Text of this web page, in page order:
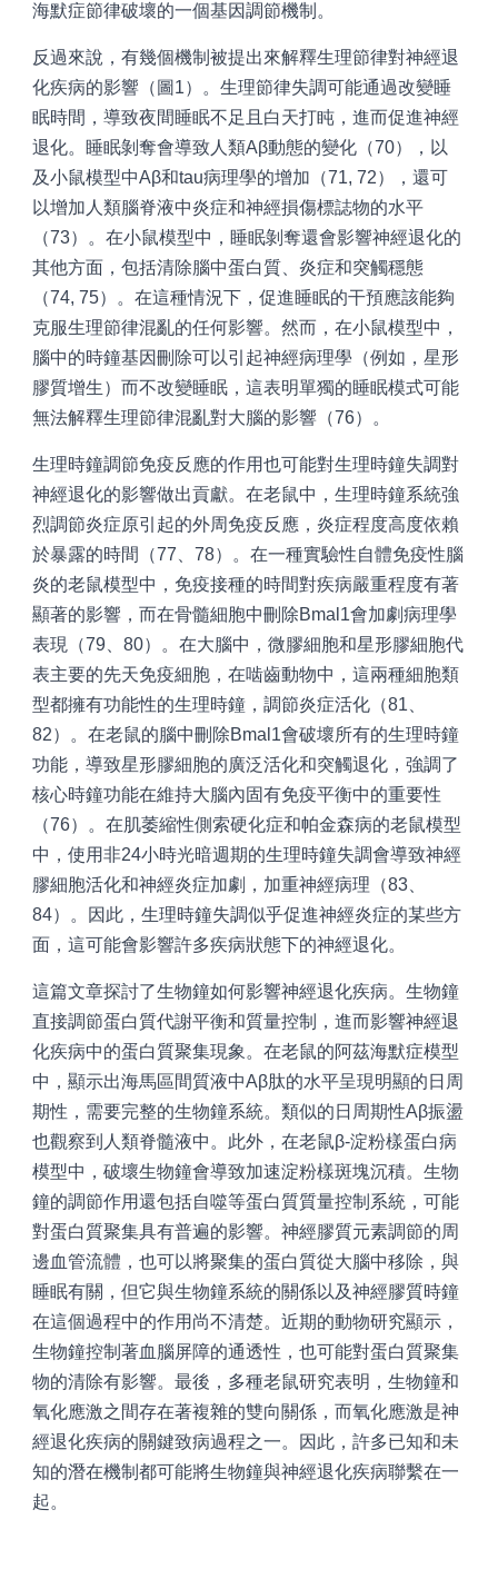
海默症節律破壞的一個基因調節機制。
反過來說，有幾個機制被提出來解釋生理節律對神經退
化疾病的影響（圖1）。生理節律失調可能通過改變睡
眠時間，導致夜間睡眠不足且白天打盹，進而促進神經
退化。睡眠剝奪會導致人類Aβ動態的變化（70），以
及小鼠模型中Aβ和tau病理學的增加（71, 72），還可
以增加人類腦脊液中炎症和神經損傷標誌物的水平
（73）。在小鼠模型中，睡眠剝奪還會影響神經退化的
其他方面，包括清除腦中蛋白質、炎症和突觸穩態
（74, 75）。在這種情況下，促進睡眠的干預應該能夠
克服生理節律混亂的任何影響。然而，在小鼠模型中，
腦中的時鐘基因刪除可以引起神經病理學（例如，星形
膠質增生）而不改變睡眠，這表明單獨的睡眠模式可能
無法解釋生理節律混亂對大腦的影響（76）。
生理時鐘調節免疫反應的作用也可能對生理時鐘失調對
神經退化的影響做出貢獻。在老鼠中，生理時鐘系統強
烈調節炎症原引起的外周免疫反應，炎症程度高度依賴
於暴露的時間（77、78）。在一種實驗性自體免疫性腦
炎的老鼠模型中，免疫接種的時間對疾病嚴重程度有著
顯著的影響，而在骨髓細胞中刪除Bmal1會加劇病理學
表現（79、80）。在大腦中，微膠細胞和星形膠細胞代
表主要的先天免疫細胞，在啮齒動物中，這兩種細胞類
型都擁有功能性的生理時鐘，調節炎症活化（81、
82）。在老鼠的腦中刪除Bmal1會破壞所有的生理時鐘
功能，導致星形膠細胞的廣泛活化和突觸退化，強調了
核心時鐘功能在維持大腦內固有免疫平衡中的重要性
（76）。在肌萎縮性側索硬化症和帕金森病的老鼠模型
中，使用非24小時光暗週期的生理時鐘失調會導致神經
膠細胞活化和神經炎症加劇，加重神經病理（83、
84）。因此，生理時鐘失調似乎促進神經炎症的某些方
面，這可能會影響許多疾病狀態下的神經退化。
這篇文章探討了生物鐘如何影響神經退化疾病。生物鐘
直接調節蛋白質代謝平衡和質量控制，進而影響神經退
化疾病中的蛋白質聚集現象。在老鼠的阿茲海默症模型
中，顯示出海馬區間質液中Aβ肽的水平呈現明顯的日周
期性，需要完整的生物鐘系統。類似的日周期性Aβ振盪
也觀察到人類脊髓液中。此外，在老鼠β-淀粉樣蛋白病
模型中，破壞生物鐘會導致加速淀粉樣斑塊沉積。生物
鐘的調節作用還包括自噬等蛋白質質量控制系統，可能
對蛋白質聚集具有普遍的影響。神經膠質元素調節的周
邊血管流體，也可以將聚集的蛋白質從大腦中移除，與
睡眠有關，但它與生物鐘系統的關係以及神經膠質時鐘
在這個過程中的作用尚不清楚。近期的動物研究顯示，
生物鐘控制著血腦屏障的通透性，也可能對蛋白質聚集
物的清除有影響。最後，多種老鼠研究表明，生物鐘和
氧化應激之間存在著複雜的雙向關係，而氧化應激是神
經退化疾病的關鍵致病過程之一。因此，許多已知和未
知的潛在機制都可能將生物鐘與神經退化疾病聯繫在一
起。